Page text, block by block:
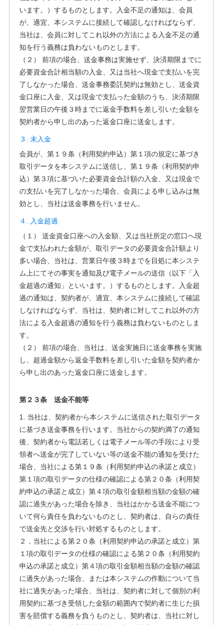
います。）するものとします。入金不足の通知は、会員
が、適宜、本システムに接続して確認しなければならず、
当社は、会員に対してこれ以外の方法による入金不足の通
知を行う義務は負わないものとします。
（２） 前項の場合、送金事務は実施せず、決済期限までに
必要資金合計相当額の入金、又は当社へ現金で支払いを完
了しなかった場合、送金事務委託契約は無効とし、送金資
金口座に入金、又は現金で支払った金額のうち、決済期限
翌営業日の午後３時までに返金手数料を差し引いた金額を
契約者から申し出のあった返金口座に送金します。
３. 未入金
会員が、第１９条（利用契約申込）第１項の規定に基づき
取引データを本システムに送信し、第１９条（利用契約申
込）第３項に基づいた必要資金合計額の入金、又は現金で
の支払いを完了しなかった場合、会員による申し込みは無
効とし、当社は送金事務を行いません。
４. 入金超過
（１） 送金資金口座への入金額、又は当社所定の窓口へ現
金で支払われた金額が、取引データの必要資金合計額より
多い場合、当社は、営業日午後３時までを目処に本システ
ム上にてその事実を通知及び電子メールの送信（以下「入
金超過の通知」といいます。）するものとします。入金超
過の通知は、契約者が、適宜、本システムに接続して確認
しなければならず、当社は、契約者に対してこれ以外の方
法による入金超過の通知を行う義務は負わないものとしま
す。
（２） 前項の場合、当社は、送金実施日に送金事務を実施
し、超過金額から返金手数料を差し引いた金額を契約者か
ら申し出のあった返金口座に送金します。
第２３条 送金不能等
1. 当社は、契約者から本システムに送信された取引データ
に基づき送金事務を行います。当社からの契約満了の通知
後、契約者から電話若しくは電子メール等の手段により受
領者へ送金が完了していない等の送金不能の通知を受けた
場合、当社による第１９条（利用契約申込の承諾と成立）
第１項の取引データの仕様の確認による第２０条（利用契
約申込の承諾と成立）第４項の取引金額相当額の金額の確
認に過失があった場合を除き、当社はかかる送金不能につ
いて何ら責任を負わないものとし、契約者は、自らの責任
で送金先と交渉を行い対処するものとします。
２．当社による第２０条（利用契約申込の承諾と成立）第
１項の取引データの仕様の確認による第２０条（利用契約
申込の承諾と成立）第４項の取引金額相当額の金額の確認
に過失があった場合、または本システムの作動について当
社に過失があった場合、当社は、契約者に対して個別の利
用契約に基づき受領した金額の範囲内で契約者に生じた損
害を賠償する義務を負うものとし、契約者は、当社に対し